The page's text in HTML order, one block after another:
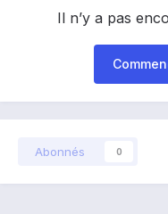
Il n’y a pas
Abonnés 0